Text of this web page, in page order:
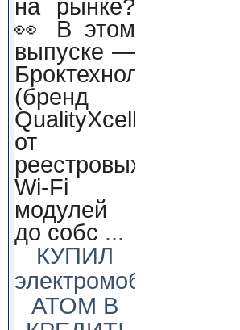
на рынке?
👀 В этом
выпуске —
Броктехнолоджи
(бренд
QualityXcellence):
от
реестровых
Wi-Fi
модулей
до собс ...
КУПИЛ
электромобиль
АТОМ В